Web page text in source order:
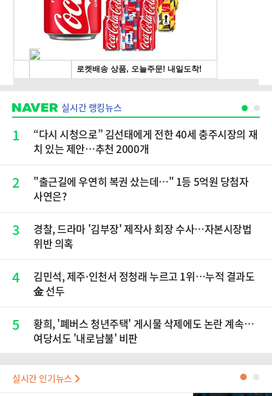
실시간 랭킹뉴스
1
“다시 시청으로” 김선태에게 전한 40세 충주시장의 재
치 있는 제안…추천 2000개
2
"출근길에 우연히 복권 샀는데…" 1등 5억원 당첨자
사연은?
3
경찰, 드라마 '김부장' 제작사 회장 수사…자본시장법
위반 의혹
4
김민석, 제주·인천서 정청래 누르고 1위…누적 결과도
金 선두
5
황희, '폐버스 청년주택' 게시물 삭제에도 논란 계속…
여당서도 '내로남불' 비판
실시간 인기뉴스 ●